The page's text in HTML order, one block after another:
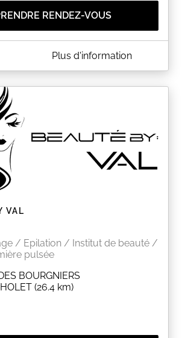
RENDEZ-VOUS
AU PEIGNE FIN
12h et 14h19h
semaine sur deux de 9h 12h
EN SAVOIR PLUS
Plus d'information
VAL
/ Epilation / Institut de beauté /
pulsée
BOURGNIERS
(26.4 km)